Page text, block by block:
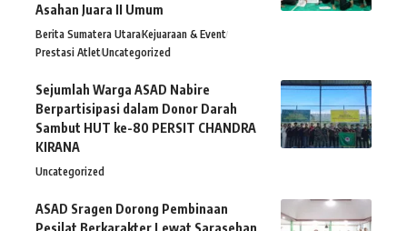
Asahan Juara II Umum
Berita Sumatera UtaraKejuaraan & Event
Prestasi AtletUncategorized
Sejumlah Warga ASAD Nabire
Berpartisipasi dalam Donor Darah
Sambut HUT ke-80 PERSIT CHANDRA
KIRANA
Uncategorized
ASAD Sragen Dorong Pembinaan
Pesilat Berkarakter Lewat Sarasehan